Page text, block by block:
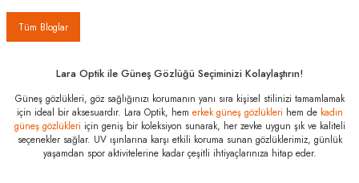
Tüm Bloglar
Lara Optik ile Güneş Gözlüğü Seçiminizi Kolaylaştırın!
Güneş gözlükleri, göz sağlığınızı korumanın yanı sıra kişisel stilinizi tamamlamak
için ideal bir aksesuardır. Lara Optik, hem erkek güneş gözlükleri hem de kadın
güneş gözlükleri için geniş bir koleksiyon sunarak, her zevke uygun şık ve kaliteli
seçenekler sağlar. UV ışınlarına karşı etkili koruma sunan gözlüklerimiz, günlük
yaşamdan spor aktivitelerine kadar çeşitli ihtiyaçlarınıza hitap eder.